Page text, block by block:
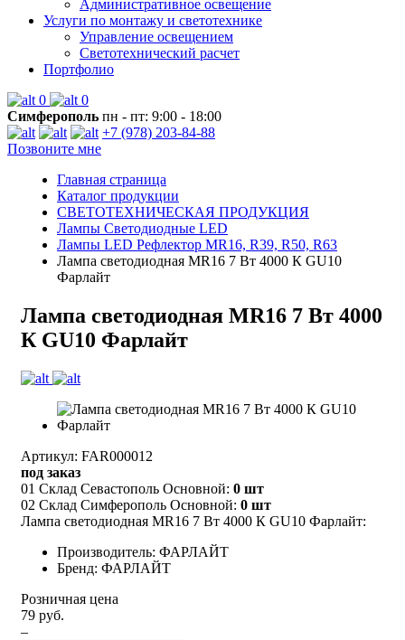
Административное освещение
Услуги по монтажу и светотехнике
Управление освещением
Светотехнический расчет
Портфолио
0
0
Симферополь пн - пт: 9:00 - 18:00
+7 (978) 203-84-88
Позвоните мне
Главная страница
Каталог продукции
СВЕТОТЕХНИЧЕСКАЯ ПРОДУКЦИЯ
Лампы Светодиодные LED
Лампы LED Рефлектор MR16, R39, R50, R63
Лампа светодиодная MR16 7 Вт 4000 К GU10
Фарлайт
Лампа светодиодная MR16 7 Вт 4000
К GU10 Фарлайт
Артикул: FAR000012
под заказ
01 Склад Севастополь Основной: 0 шт
02 Склад Симферополь Основной: 0 шт
Лампа светодиодная MR16 7 Вт 4000 К GU10 Фарлайт:
Производитель: ФАРЛАЙТ
Бренд: ФАРЛАЙТ
Розничная цена
79 руб.
–